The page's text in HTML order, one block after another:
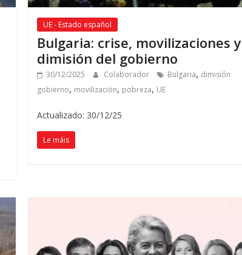
UE - Estado español
Bulgaria: crise, movilizaciones y
dimisión del gobierno
30/12/2025 Colaborador Bulgaria, dimisión
gobierno, movilización, pobreza, UE
Actualizado: 30/12/25
Le máis